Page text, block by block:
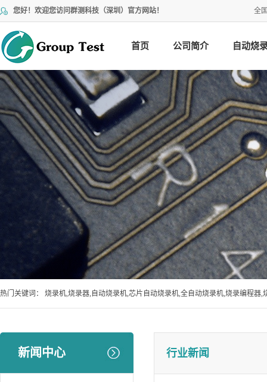
您好！欢迎您访问群测科技（深圳）官方网站！ 全
首页 公司简介 自动烧
热门关键词： 烧录机,烧录器,自动烧录机,芯片自动烧录机,全自动烧录机,烧录编程器,
新闻中心 行业新闻